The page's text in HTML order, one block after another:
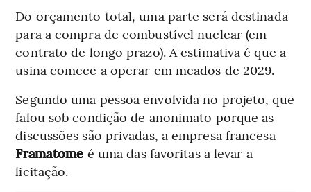
Do orçamento total, uma parte será destinada
para a compra de combustível nuclear (em
contrato de longo prazo). A estimativa é que a
usina comece a operar em meados de 2029.
Segundo uma pessoa envolvida no projeto, que
falou sob condição de anonimato porque as
discussões são privadas, a empresa francesa
Framatome é uma das favoritas a levar a
licitação.